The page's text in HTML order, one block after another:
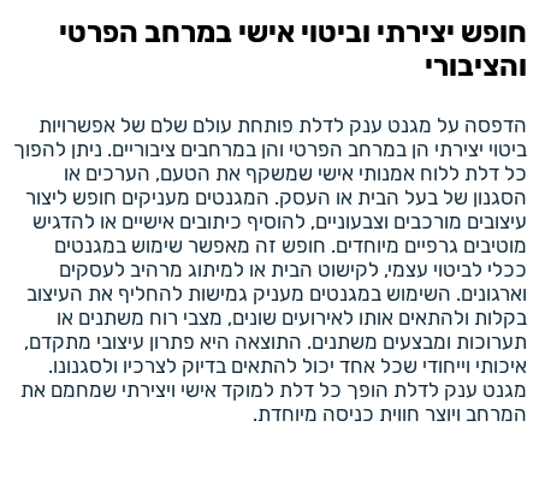
חופש יצירתי וביטוי אישי במרחב הפרטי
והציבורי
הדפסה על מגנט ענק לדלת פותחת עולם שלם של אפשרויות
ביטוי יצירתי הן במרחב הפרטי והן במרחבים ציבוריים. ניתן להפוך
כל דלת ללוח אמנותי אישי שמשקף את הטעם, הערכים או
הסגנון של בעל הבית או העסק. המגנטים מעניקים חופש ליצור
עיצובים מורכבים וצבעוניים, להוסיף כיתובים אישיים או להדגיש
מוטיבים גרפיים מיוחדים. חופש זה מאפשר שימוש במגנטים
ככלי לביטוי עצמי, לקישוט הבית או למיתוג מרהיב לעסקים
וארגונים. השימוש במגנטים מעניק גמישות להחליף את העיצוב
בקלות ולהתאים אותו לאירועים שונים, מצבי רוח משתנים או
תערוכות ומבצעים משתנים. התוצאה היא פתרון עיצובי מתקדם,
איכותי וייחודי שכל אחד יכול להתאים בדיוק לצרכיו ולסגנונו.
מגנט ענק לדלת הופך כל דלת למוקד אישי ויצירתי שמחמם את
המרחב ויוצר חווית כניסה מיוחדת.